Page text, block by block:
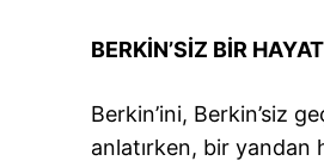
BERKİN’SİZ BİR HAYAT
Berkin’ini, Berkin’siz
anlatırken, bir yandan